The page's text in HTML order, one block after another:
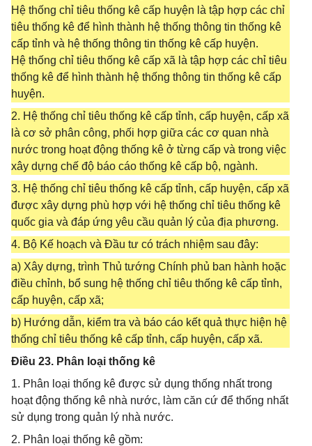
Hệ thống chỉ tiêu thống kê cấp huyện là tập hợp các chỉ
tiêu thống kê để hình thành hệ thống thông tin thống kê
cấp tỉnh và hệ thống thông tin thống kê cấp huyện.
Hệ thống chỉ tiêu thống kê cấp xã là tập hợp các chỉ tiêu
thống kê để hình thành hệ thống thông tin thống kê cấp
huyện.
2. Hệ thống chỉ tiêu thống kê cấp tỉnh, cấp huyện, cấp xã
là cơ sở phân công, phối hợp giữa các cơ quan nhà
nước trong hoạt động thống kê ở từng cấp và trong việc
xây dựng chế độ báo cáo thống kê cấp bộ, ngành.
3. Hệ thống chỉ tiêu thống kê cấp tỉnh, cấp huyện, cấp xã
được xây dựng phù hợp với hệ thống chỉ tiêu thống kê
quốc gia và đáp ứng yêu cầu quản lý của địa phương.
4. Bộ Kế hoạch và Đầu tư có trách nhiệm sau đây:
a) Xây dựng, trình Thủ tướng Chính phủ ban hành hoặc
điều chỉnh, bổ sung hệ thống chỉ tiêu thống kê cấp tỉnh,
cấp huyện, cấp xã;
b) Hướng dẫn, kiểm tra và báo cáo kết quả thực hiện hệ
thống chỉ tiêu thống kê cấp tỉnh, cấp huyện, cấp xã.
Điều 23. Phân loại thống kê
1. Phân loại thống kê được sử dụng thống nhất trong
hoạt động thống kê nhà nước, làm căn cứ để thống nhất
sử dụng trong quản lý nhà nước.
2. Phân loại thống kê gồm: